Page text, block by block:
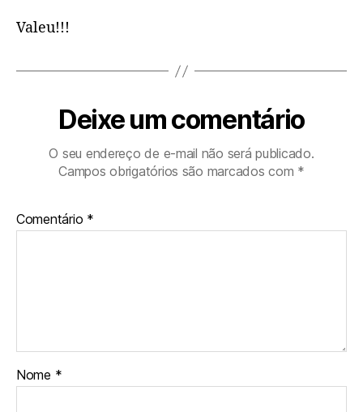
Valeu!!!
Deixe um comentário
O seu endereço de e-mail não será publicado.
Campos obrigatórios são marcados com *
Comentário *
Nome *